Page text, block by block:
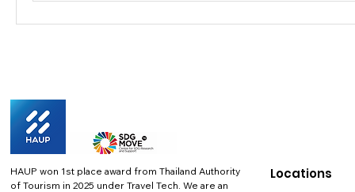
HAUP won 1st place award from Thailand Authority
of Tourism in 2025 under Travel Tech. We are an
Locations